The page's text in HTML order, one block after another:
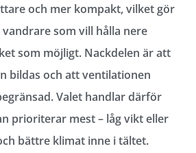
och mer kompakt, vilket gör
som vill hålla nere
som möjligt. Nackdelen är att
bildas och att ventilationen
Valet handlar därför
prioriterar mest – låg vikt eller
bättre klimat inne i tältet.